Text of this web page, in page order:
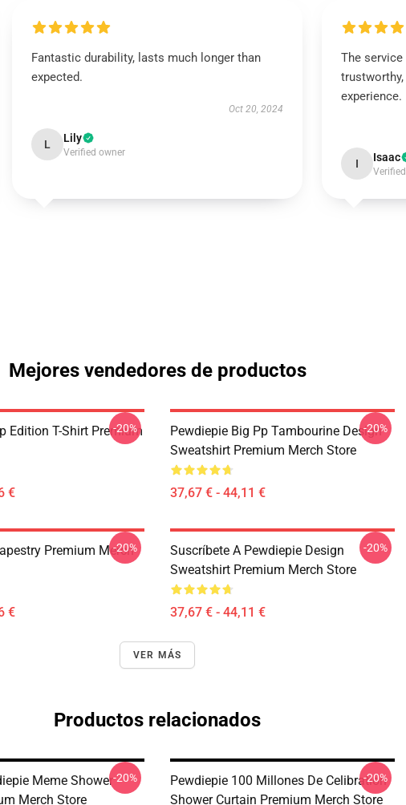
Fantastic durability, lasts much longer than
expected.
Oct 20, 2024
L Lily
Verified owner
The
experience.
I Isaac
Mejores vendedores de productos
Edition T-Shirt Premium
€
-20%
Pewdiepie Big Pp Tambourine Design
Sweatshirt Premium Merch Store
37,67 € - 44,11 €
-20%
Premium Merch
€
-20%
Suscríbete A Pewdiepie Design
Sweatshirt Premium Merch Store
37,67 € - 44,11 €
-20%
VER MÁS
Productos relacionados
Meme Shower
Merch Store
-20%
Pewdiepie 100 Millones De Celibration
Shower Curtain Premium Merch Store
-20%